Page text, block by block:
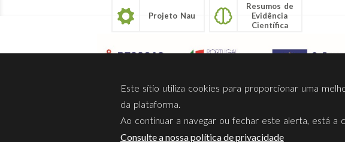
Projeto Nau
Resumos de
Evidência
Científica
Sobre Nós Privacidade Termos Utilização
Este sítio utiliza cookies para proporcionar uma
da plataforma.
Ao continuar a navegar ou fechar este alerta, está a
Consulte a nossa política de privacidade